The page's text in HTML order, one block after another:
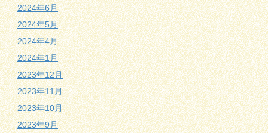
2024年6月
2024年5月
2024年4月
2024年1月
2023年12月
2023年11月
2023年10月
2023年9月